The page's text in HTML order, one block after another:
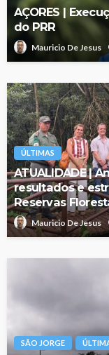
AÇORES |
do PRR
Mauricio De Jesus
ÚLTIMAS
ATUALIDADE |
resultados e
Reservas
Mauricio De Jesus
SÃO JORGE